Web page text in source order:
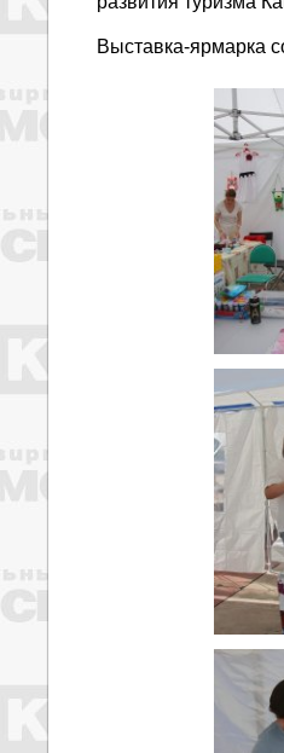
Выставка-ярмарка